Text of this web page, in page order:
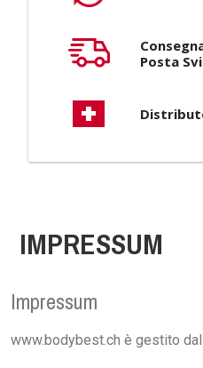
Posta
IMPRESSUM
Impressum
www.bodybest.ch è gestito